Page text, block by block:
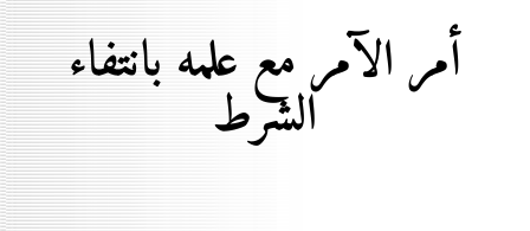
أمر الآمر مع علمه بانتفاء
الشرط